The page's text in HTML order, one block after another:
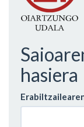
hasiera